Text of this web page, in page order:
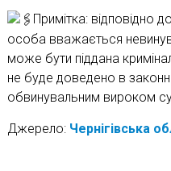
Примітка: відповідно
особа вважається
може бути піддана
не буде доведено в
обвинувальним вироком
Джерело: Чернігівська